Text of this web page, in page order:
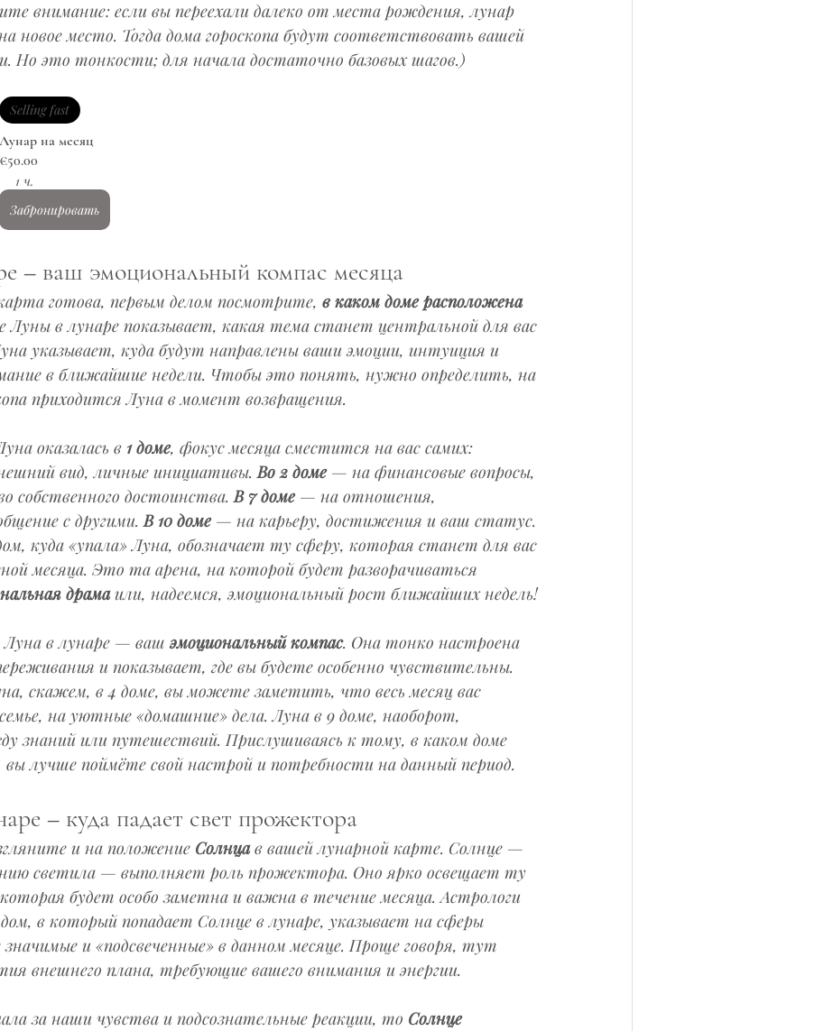
внимание: если вы переехали далеко от места рождения, лунар
новое место. Тогда дома гороскопа будут соответствовать вашей
Но это тонкости; для начала достаточно базовых шагов.)
Selling fast
Лунар на месяц
€50.00
1 ч.
Забронировать
– ваш эмоциональный компас месяца
готова, первым делом посмотрите, в каком доме расположена
Луны в лунаре показывает, какая тема станет центральной для вас
указывает, куда будут направлены ваши эмоции, интуиция и
в ближайшие недели. Чтобы это понять, нужно определить, на
приходится Луна в момент возвращения.
оказалась в 1 доме, фокус месяца сместится на вас самих:
вид, личные инициативы. Во 2 доме — на финансовые вопросы,
собственного достоинства. В 7 доме — на отношения,
с другими. В 10 доме — на карьеру, достижения и ваш статус.
куда «упала» Луна, обозначает ту сферу, которая станет для вас
месяца. Это та арена, на которой будет разворачиваться
драма или, надеемся, эмоциональный рост ближайших недель!
в лунаре — ваш эмоциональный компас. Она тонко настроена
и показывает, где вы будете особенно чувствительны.
скажем, в 4 доме, вы можете заметить, что весь месяц вас
на уютные «домашние» дела. Луна в 9 доме, наоборот,
знаний или путешествий. Прислушиваясь к тому, в каком доме
лучше поймёте свой настрой и потребности на данный период.
– куда падает свет прожектора
и на положение Солнца в вашей лунарной карте. Солнце —
светила — выполняет роль прожектора. Оно ярко освещает ту
будет особо заметна и важна в течение месяца. Астрологи
в который попадает Солнце в лунаре, указывает на сферы
и «подсвеченные» в данном месяце. Проще говоря, тут
внешнего плана, требующие вашего внимания и энергии.
за наши чувства и подсознательные реакции, то Солнце